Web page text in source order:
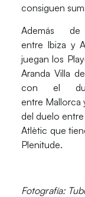
consiguen
Además
entre Ibiza y
juegan los
Aranda Villa
con el
entre Mallorca
del duelo entre
Atlètic que
Plenitude.
Fotografía: